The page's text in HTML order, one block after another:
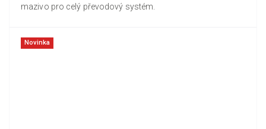
mazivo pro celý převodový systém.
Novinka